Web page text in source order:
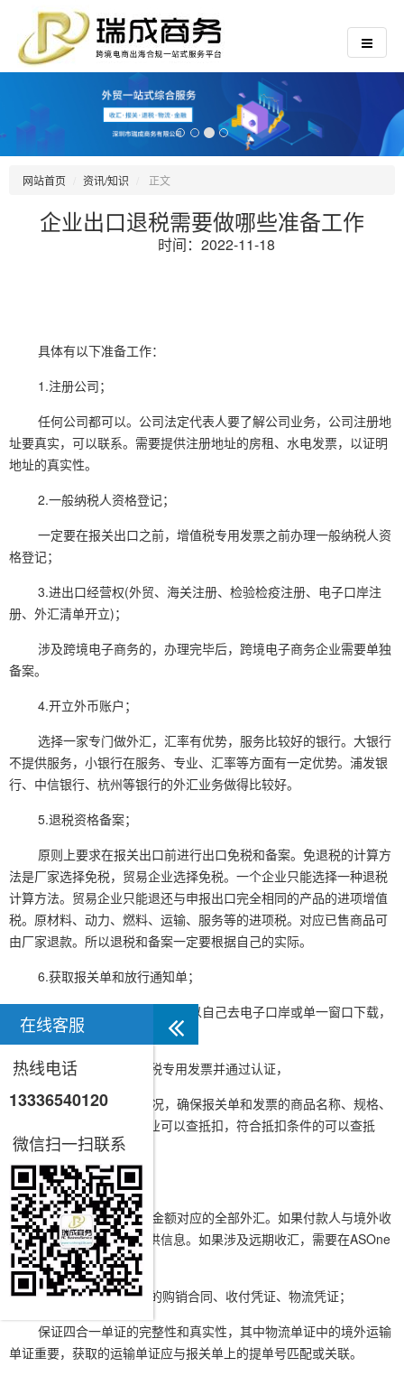
网站首页 资讯/知识 正文
企业出口退税需要做哪些准备工作
时间：2022-11-18
具体有以下准备工作：
1.注册公司；
任何公司都可以。公司法定代表人要了解公司业务，公司注册地
址要真实，可以联系。需要提供注册地址的房租、水电发票，以证明
地址的真实性。
2.一般纳税人资格登记；
一定要在报关出口之前，增值税专用发票之前办理一般纳税人资
格登记；
3.进出口经营权(外贸、海关注册、检验检疫注册、电子口岸注
册、外汇清单开立)；
涉及跨境电子商务的，办理完毕后，跨境电子商务企业需要单独
备案。
4.开立外币账户；
选择一家专门做外汇，汇率有优势，服务比较好的银行。大银行
不提供服务，小银行在服务、专业、汇率等方面有一定优势。浦发银
行、中信银行、杭州等银行的外汇业务做得比较好。
5.退税资格备案；
原则上要求在报关出口前进行出口免税和备案。免退税的计算方
法是厂家选择免税，贸易企业选择免税。一个企业只能选择一种退税
计算方法。贸易企业只能退还与申报出口完全相同的产品的进项增值
税。原材料、动力、燃料、运输、服务等的进项税。对应已售商品可
由厂家退款。所以退税和备案一定要根据自己的实际。
6.获取报关单和放行通知单；
现在都是无纸化报关。你可以自己去电子口岸或单一窗口下载，
也可以向货代或报关行索取。
7.向供应商索要增值税专用发票并通过认证，
检查外贸企业退税情况，确保报关单和发票的商品名称、规格、
型号、单位一致；生产企业可以查抵扣，符合抵扣条件的可以查抵
扣。
8.收集所有外汇；
向对应客户收取报关金额对应的全部外汇。如果付款人与境外收
货人不一致，可能需要提供信息。如果涉及远期收汇，需要在ASOne
平台备案。
9.收集归档文件所需的购销合同、收付凭证、物流凭证；
保证四合一单证的完整性和真实性，其中物流单证中的境外运输
单证重要，获取的运输单证应与报关单上的提单号匹配或关联。
在线客服
热线电话
13336540120
微信扫一扫联系